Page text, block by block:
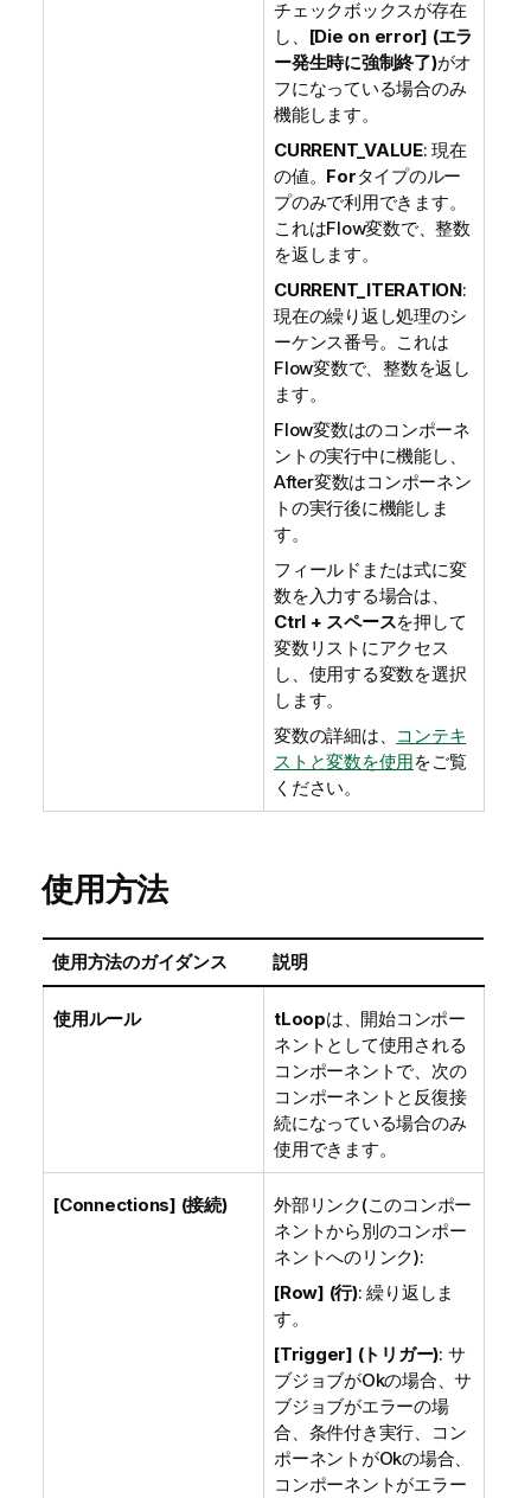
チェックボックスが存在
し、 [Die on error] (エラ
ー発生時に強制終了)がオ
フになっている場合のみ
機能します。
CURRENT_VALUE: 現在
の値。 Forタイプのルー
プのみで利用できます。
これはFlow変数で、整数
を返します。
CURRENT_ITERATION:
現在の繰り返し処理のシ
ーケンス番号。これは
Flow変数で、整数を返し
ます。
Flow変数はのコンポーネ
ントの実行中に機能し、
After変数はコンポーネン
トの実行後に機能しま
す。
フィールドまたは式に変
数を入力する場合は、
Ctrl + スペースを押して
変数リストにアクセス
し、使用する変数を選択
します。
変数の詳細は、 コンテキ
ストと変数を使用をご覧
ください。
使用方法
使用方法のガイダンス 説明
使用ルール tLoopは、開始コンポー
ネントとして使用される
コンポーネントで、次の
コンポーネントと反復接
続になっている場合のみ
使用できます。
[Connections] (接続)
外部リンク(このコンポー
ネントから別のコンポー
ネントへのリンク):
[Row] (行): 繰り返しま
す。
[Trigger] (トリガー): サ
ブジョブがOkの場合、サ
ブジョブがエラーの場
合、条件付き実行、コン
ポーネントがOkの場合、
コンポーネントがエラー